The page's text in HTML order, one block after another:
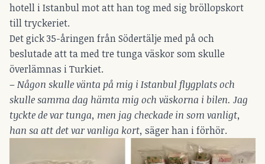
hotell i Istanbul mot att han tog med sig bröllopskort
till tryckeriet.
Det gick 35-åringen från Södertälje med på och
beslutade att ta med tre tunga väskor som skulle
överlämnas i Turkiet.
–Någon skulle vänta på mig i Istanbul flygplats och
skulle samma dag hämta mig och väskorna i bilen. Jag
tyckte de var tunga, men jag checkade in som vanligt,
han sa att det var vanliga kort, säger han i förhör.